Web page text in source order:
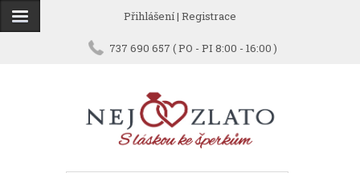
Přihlášení| Registrace
737 690 657 ( PO - PI 8:00 - 16:00 )